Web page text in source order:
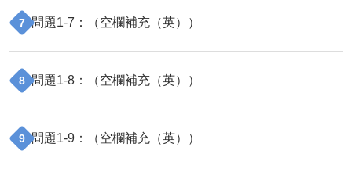
7 問題1-7 ：（空欄補充（英） ）
8 問題1-8 ：（空欄補充（英） ）
9 問題1-9 ：（空欄補充（英） ）